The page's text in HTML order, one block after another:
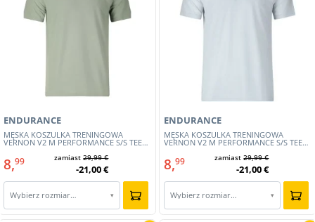
MĘSKA KOSZULKA TRENINGOWA
VERNON V2 M PERFORMANCE S/S TEE
ENDURANCE
8,99 zamiast29,99 €
-21,00 €
Wybierz rozmiar… ▾
MĘSKA KOSZULKA TRENINGOWA
VERNON V2 M PERFORMANCE S/S TEE
ENDURANCE
8,99 zamiast29,99 €
-21,00 €
Wybierz rozmiar… ▾